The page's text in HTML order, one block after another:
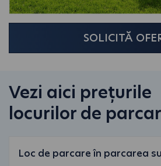
SOLICITĂ
Vezi aici prețurile
locurilor de
Loc de parcare în parcarea